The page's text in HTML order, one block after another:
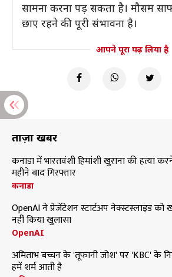
सामना करना पड़ सकता है। मौसम
छाए रहने की पूरी संभावना है।
आपने पूरा पढ़ लिया है
ताज़ा खबरें
कनाडा में भारतवंशी हिमांशी खुराना की हत्या
महीने बाद गिरफ्तार
कनाडा
OpenAI ने प्रेजेंटेशन स्टार्टअप नेक्स्टस्लाइड को
नहीं किया खुलासा
OpenAI
अमिताभ बच्चन के 'तूफानी जोश' पर 'KBC' के
हमें शर्म आती है